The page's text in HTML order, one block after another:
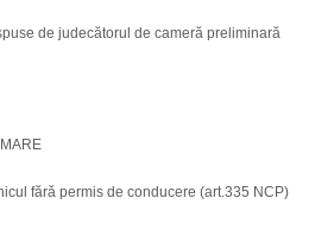
de judecătorul de cameră preliminară
fără permis de conducere (art.335 NCP)